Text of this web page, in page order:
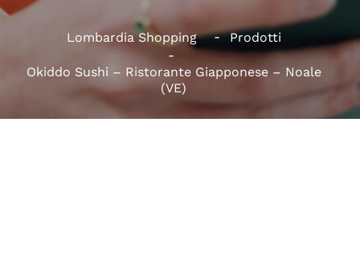
Lombardia Shopping Prodotti
Okiddo Sushi – Ristorante Giapponese – Noale
(VE)